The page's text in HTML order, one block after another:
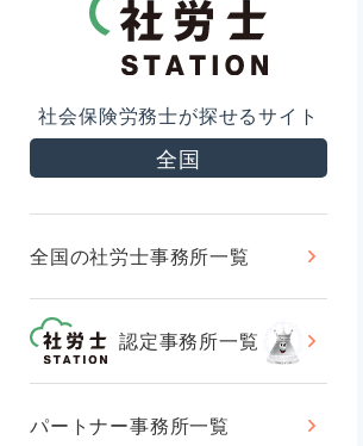
社会保険労務士が探せるサイト
全国
全国の社労士事務所一覧
認定事務所一覧
パートナー事務所一覧